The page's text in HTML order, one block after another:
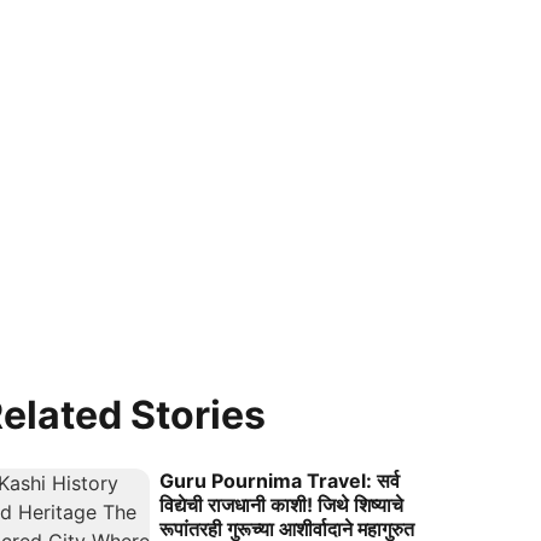
Stories
Guru Pournima Travel: सर्व
विद्येची राजधानी काशी! जिथे शिष्याचे
रूपांतरही गुरूच्या आशीर्वादाने महागुरुत